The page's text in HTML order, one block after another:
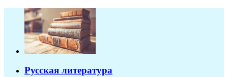
Русская литература